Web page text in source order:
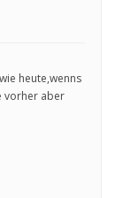
heute,wenns
vorher aber